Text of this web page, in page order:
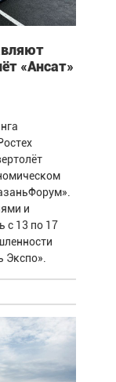
«Ансат»
и
с 13 по 17
Экспо».